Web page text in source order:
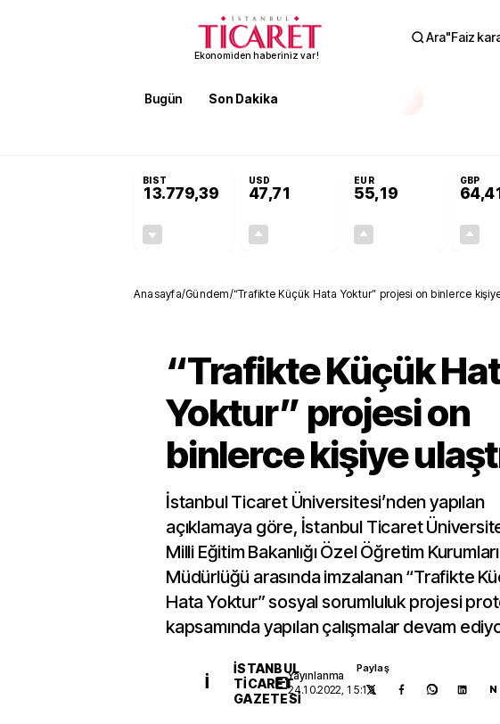
Ekonomiden haberiniz var!
Ara"Faiz
Bugün Son Dakika
BIST
13.779,39
USD
47,71
EUR
55,19
GBP
64,41
Anasayfa/Gündem/“Trafikte Küçük Hata Yoktur” projesi on binlerce
“Trafikte Küçük
Yoktur” projesi on
binlerce kişiye
İstanbul Ticaret Üniversitesi’nden yapılan
açıklamaya göre, İstanbul Ticaret
Milli Eğitim Bakanlığı Özel Öğretim
Müdürlüğü arasında imzalanan “Trafikte
Hata Yoktur” sosyal sorumluluk projesi
kapsamında yapılan çalışmalar devam
İ
İSTANBUL
TICARET
GAZETESI
Yayınlanma
24.10.2022, 15:19
Paylaş
N